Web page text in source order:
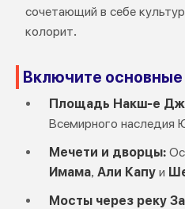
сочетающий в себе
колорит.
Включите
Площадь Накш-е
Всемирного
Мечети и дворцы:
Имама, Али Капуи
Мосты через реку